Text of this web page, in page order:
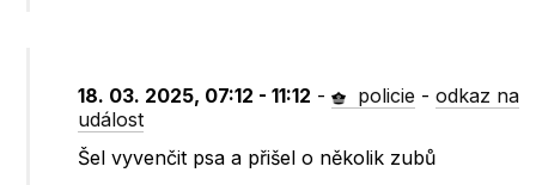
18. 03. 2025, 07:12 - 11:12 - policie -odkaz na
událost
Šel vyvenčit psa a přišel o několik zubů